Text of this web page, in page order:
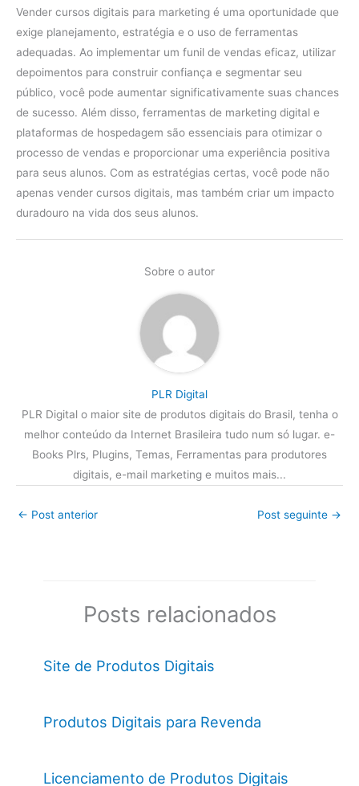
Vender cursos digitais para marketing é uma oportunidade que
exige planejamento, estratégia e o uso de ferramentas
adequadas. Ao implementar um funil de vendas eficaz, utilizar
depoimentos para construir confiança e segmentar seu
público, você pode aumentar significativamente suas chances
de sucesso. Além disso, ferramentas de marketing digital e
plataformas de hospedagem são essenciais para otimizar o
processo de vendas e proporcionar uma experiência positiva
para seus alunos. Com as estratégias certas, você pode não
apenas vender cursos digitais, mas também criar um impacto
duradouro na vida dos seus alunos.
Sobre o autor
PLR Digital
PLR Digital o maior site de produtos digitais do Brasil, tenha o
melhor conteúdo da Internet Brasileira tudo num só lugar. e-
Books Plrs, Plugins, Temas, Ferramentas para produtores
digitais, e-mail marketing e muitos mais...
← Post anterior Post seguinte →
Posts relacionados
Site de Produtos Digitais
Produtos Digitais para Revenda
Licenciamento de Produtos Digitais